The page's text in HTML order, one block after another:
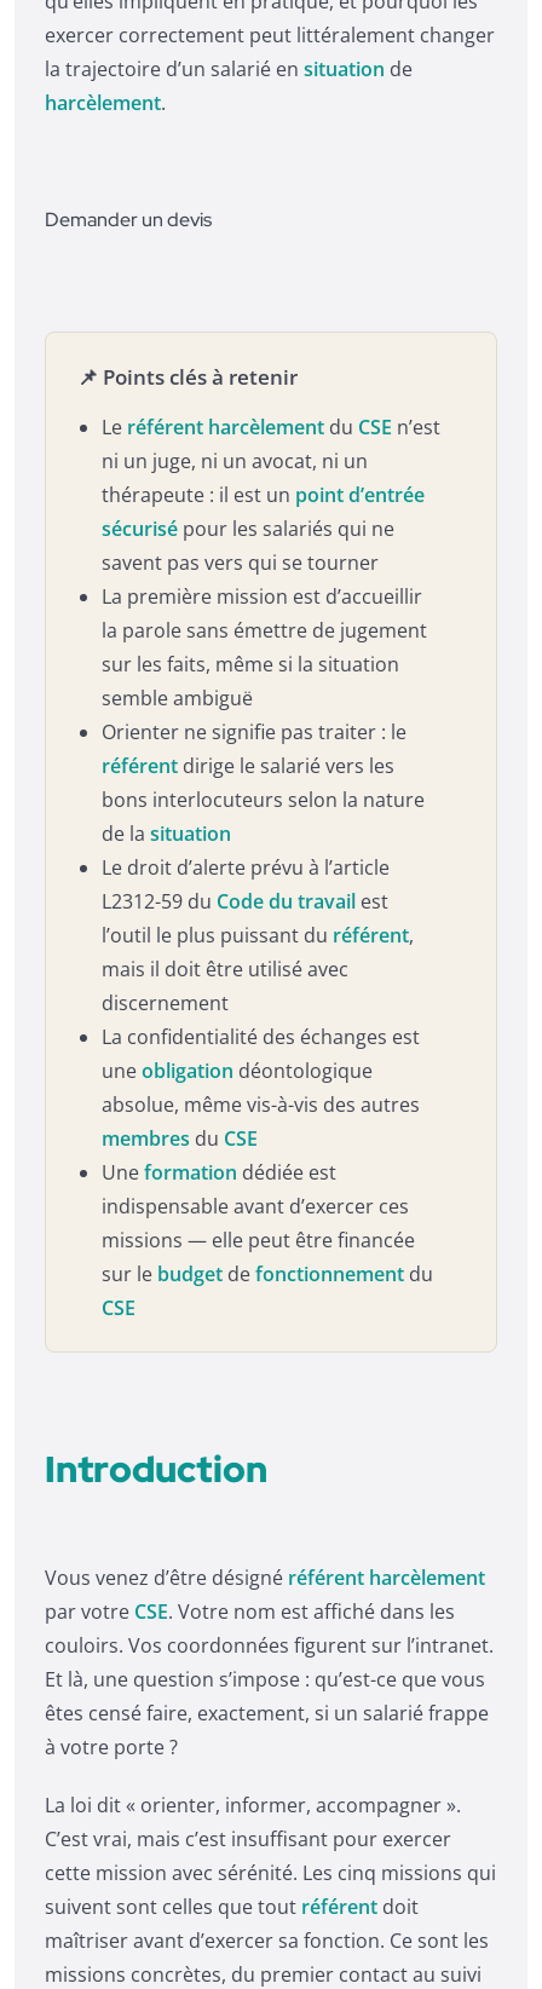
exercer correctement peut littéralement changer
la trajectoire d’un salarié en situation de
harcèlement.
Demander un devis
📌 Points clés à retenir
Le référent harcèlement du CSE n’est
ni un juge, ni un avocat, ni un
thérapeute : il est un point d’entrée
sécurisé pour les salariés qui ne
savent pas vers qui se tourner
La première mission est d’accueillir
la parole sans émettre de jugement
sur les faits, même si la situation
semble ambiguë
Orienter ne signifie pas traiter : le
référent dirige le salarié vers les
bons interlocuteurs selon la nature
de la situation
Le droit d’alerte prévu à l’article
L2312-59 du Code du travail est
l’outil le plus puissant du référent,
mais il doit être utilisé avec
discernement
La confidentialité des échanges est
uneobligation déontologique
absolue, même vis-à-vis des autres
membres du CSE
Uneformation dédiée est
indispensable avant d’exercer ces
missions — elle peut être financée
sur le budget defonctionnement du
CSE
Introduction
Vous venez d’être désigné référent harcèlement
par votre CSE. Votre nom est affiché dans les
couloirs. Vos coordonnées figurent sur l’intranet.
Et là, une question s’impose : qu’est-ce que vous
êtes censé faire, exactement, si un salarié frappe
à votre porte ?
La loi dit « orienter, informer, accompagner ».
C’est vrai, mais c’est insuffisant pour exercer
cette mission avec sérénité. Les cinq missions qui
suivent sont celles que tout référent doit
maîtriser avant d’exercer sa fonction. Ce sont les
missions concrètes, du premier contact au suivi